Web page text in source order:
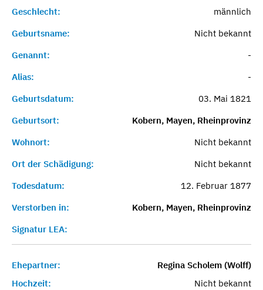
Geschlecht:
männlich
Geburtsname:
Nicht bekannt
Genannt:
-
Alias:
-
Geburtsdatum:
03. Mai 1821
Geburtsort:
Kobern, Mayen, Rheinprovinz
Wohnort:
Nicht bekannt
Ort der Schädigung:
Nicht bekannt
Todesdatum:
12. Februar 1877
Verstorben in:
Kobern, Mayen, Rheinprovinz
Signatur LEA:
Ehepartner:
Regina Scholem (Wolff)
Hochzeit:
Nicht bekannt